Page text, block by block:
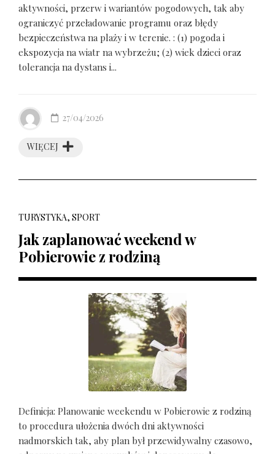
aktywności, przerw i wariantów pogodowych, tak aby
ograniczyć przeładowanie programu oraz błędy
bezpieczeństwa na plaży i w terenie. : (1) pogoda i
ekspozycja na wiatr na wybrzeżu; (2) wiek dzieci oraz
tolerancja na dystans i...
WIĘCEJ
27/04/2026
TURYSTYKA, SPORT
Jak zaplanować weekend w
Pobierowie z rodziną
Definicja: Planowanie weekendu w Pobierowie z rodziną
to procedura ułożenia dwóch dni aktywności
nadmorskich tak, aby plan był przewidywalny czasowo,